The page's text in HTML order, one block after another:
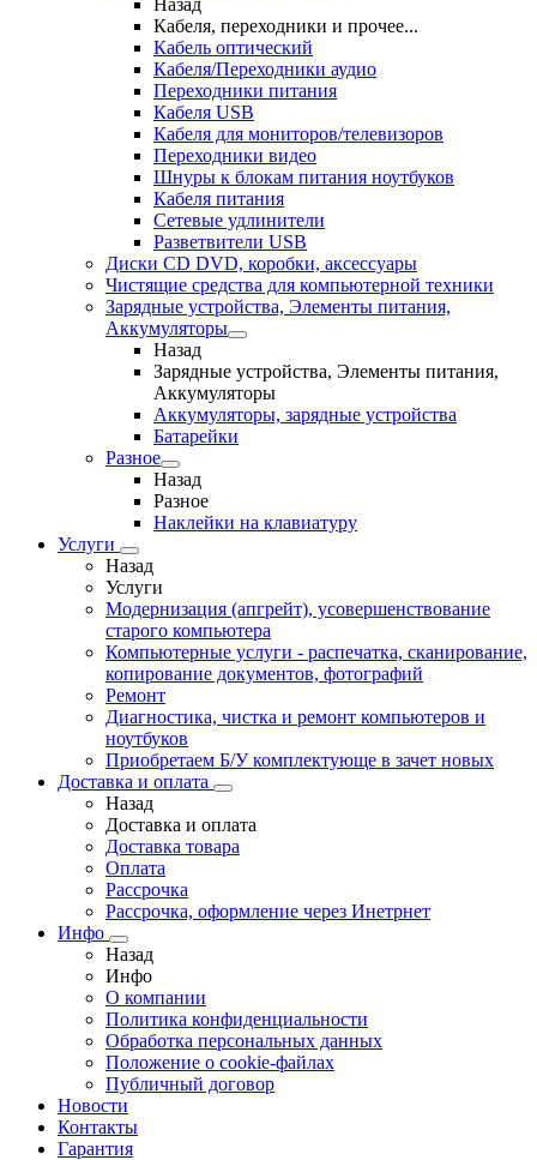
Назад
Кабеля, переходники и прочее...
Кабель оптический
Кабеля/Переходники аудио
Переходники питания
Кабеля USB
Кабеля для мониторов/телевизоров
Переходники видео
Шнуры к блокам питания ноутбуков
Кабеля питания
Сетевые удлинители
Разветвители USB
Диски CD DVD, коробки, аксессуары
Чистящие средства для компьютерной техники
Зарядные устройства, Элементы питания,
Аккумуляторы
Назад
Зарядные устройства, Элементы питания,
Аккумуляторы
Аккумуляторы, зарядные устройства
Батарейки
Разное
Назад
Разное
Наклейки на клавиатуру
Услуги
Назад
Услуги
Модернизация (апгрейт), усовершенствование
старого компьютера
Компьютерные услуги - распечатка, сканирование,
копирование документов, фотографий
Ремонт
Диагностика, чистка и ремонт компьютеров и
ноутбуков
Приобретаем Б/У комплектующе в зачет новых
Доставка и оплата
Назад
Доставка и оплата
Доставка товара
Оплата
Рассрочка
Рассрочка, оформление через Инетрнет
Инфо
Назад
Инфо
О компании
Политика конфиденциальности
Обработка персональных данных
Положение о cookie-файлах
Публичный договор
Новости
Контакты
Гарантия